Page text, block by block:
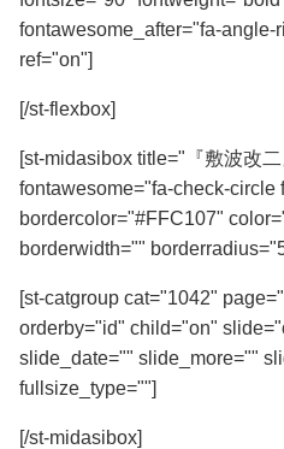
fontawesome_after="fa-
ref="on"]
[/st-flexbox]
[st-midasibox title="『敷波改
fontawesome="fa-check-circle
bordercolor="#FFC107"
borderwidth=""
[st-catgroup cat="1042"
orderby="id" child="on"
slide_date="" slide_more=""
fullsize_type=""]
[/st-midasibox]